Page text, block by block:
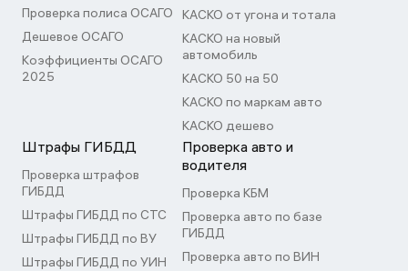
Проверка полиса ОСАГО
Дешевое ОСАГО
Коэффициенты ОСАГО
2025
КАСКО от угона и тотала
КАСКО на новый
автомобиль
КАСКО 50 на 50
КАСКО по маркам авто
КАСКО дешево
Штрафы ГИБДД
Проверка штрафов
ГИБДД
Штрафы ГИБДД по СТС
Штрафы ГИБДД по ВУ
Штрафы ГИБДД по УИН
Проверка авто и
водителя
Проверка КБМ
Проверка авто по базе
ГИБДД
Проверка авто по ВИН